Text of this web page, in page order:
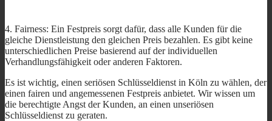
4. Fairness: Ein Festpreis sorgt dafür, dass alle Kunden für die
gleiche Dienstleistung den gleichen Preis bezahlen. Es gibt keine
unterschiedlichen Preise basierend auf der individuellen
Verhandlungsfähigkeit oder anderen Faktoren.
Es ist wichtig, einen seriösen Schlüsseldienst in Köln zu wählen, der
einen fairen und angemessenen Festpreis anbietet. Wir wissen um
die berechtigte Angst der Kunden, an einen unseriösen
Schlüsseldienst zu geraten.